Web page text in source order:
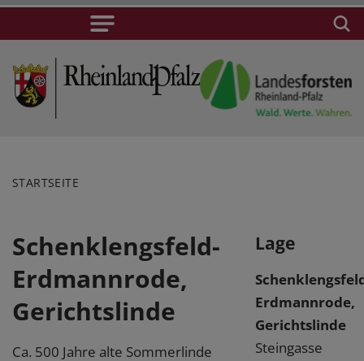
STARTSEITE
Schenklengsfeld-
Erdmannrode,
Gerichtslinde
Ca. 500 Jahre alte Sommerlinde
Lage
Erdmannrode,
Gerichtslinde
Steingasse